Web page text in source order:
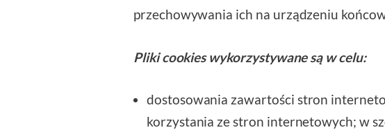
przechowywania ich na urządzeniu
Pliki cookies wykorzystywane są w celu:
dostosowania zawartości stron
korzystania ze stron internetowych; w